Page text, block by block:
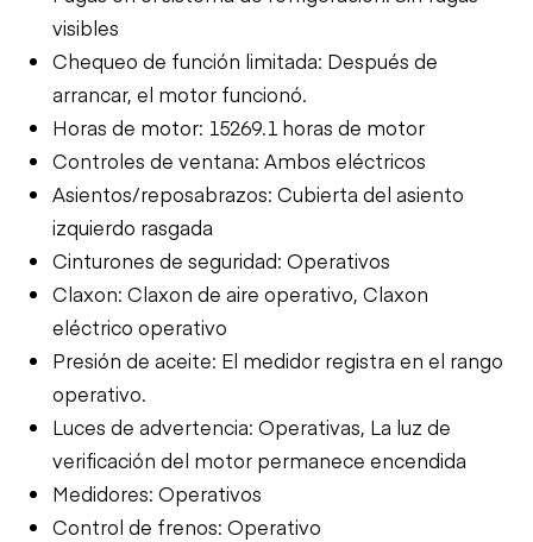
visibles
Chequeo de función limitada: Después de
arrancar, el motor funcionó.
Horas de motor: 15269.1 horas de motor
Controles de ventana: Ambos eléctricos
Asientos/reposabrazos: Cubierta del asiento
izquierdo rasgada
Cinturones de seguridad: Operativos
Claxon: Claxon de aire operativo, Claxon
eléctrico operativo
Presión de aceite: El medidor registra en el rango
operativo.
Luces de advertencia: Operativas, La luz de
verificación del motor permanece encendida
Medidores: Operativos
Control de frenos: Operativo